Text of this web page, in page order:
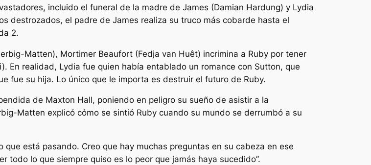
incluido el funeral de la madre de James (Damian Hardung) y Lydia
destrozados, el padre de James realiza su truco más cobarde hasta el
2.
Matten), Mortimer Beaufort (Fedja van Huêt) incrimina a Ruby por tener
En realidad, Lydia fue quien había entablado un romance con Sutton, que
fue su hija. Lo único que le importa es destruir el futuro de Ruby.
de Maxton Hall, poniendo en peligro su sueño de asistir a la
Matten explicó cómo se sintió Ruby cuando su mundo se derrumbó a su
está pasando. Creo que hay muchas preguntas en su cabeza en ese
todo lo que siempre quiso es lo peor que jamás haya sucedido”.